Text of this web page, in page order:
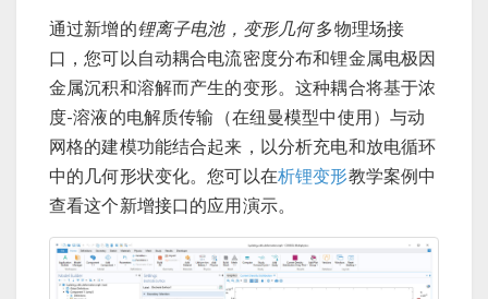
通过新增的锂离子电池，变形几何多物理场接
口，您可以自动耦合电流密度分布和锂金属电极因
金属沉积和溶解而产生的变形。这种耦合将基于浓
度-溶液的电解质传输（在纽曼模型中使用）与动
网格的建模功能结合起来，以分析充电和放电循环
中的几何形状变化。您可以在析锂变形教学案例中
查看这个新增接口的应用演示。